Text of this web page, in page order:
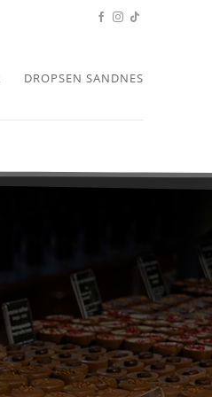
DROPSEN SANDNES